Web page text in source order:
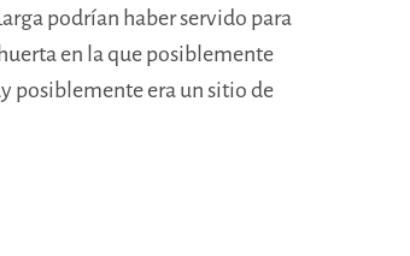
podrían haber servido para
en la que posiblemente
posiblemente era un sitio de